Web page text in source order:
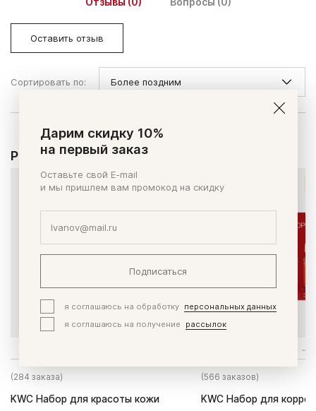
Оставить отзыв
Сортировать по:
Рекомендуем
(284 заказа)
KWC Набор для красоты кожи
(566 заказов)
KWC Набор для
Дарим скидку 10%
на первый заказ
Оставьте свой E-mail
и мы пришлем вам промокод на скидку
Подписаться
я соглашаюсь на обработку
персональных данных
я соглашаюсь на получение
рассылок